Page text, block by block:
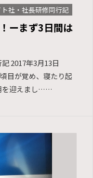
ト社・社長研修同行記
ーまず3日間は
2017年3月13日
目が覚め、寝たり起
を迎えまし……